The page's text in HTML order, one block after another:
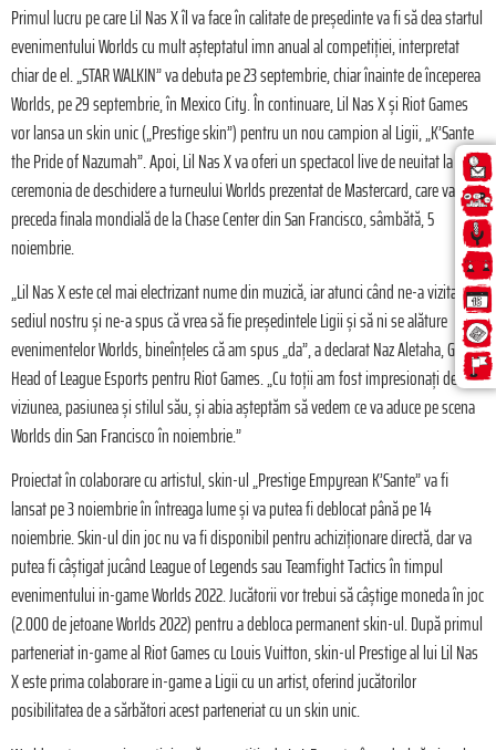
Primul lucru pe care Lil Nas X îl va face în calitate de președinte va fi să dea startul
evenimentului Worlds cu mult așteptatul imn anual al competiției, interpretat
chiar de el. „STAR WALKIN” va debuta pe 23 septembrie, chiar înainte de începerea
Worlds, pe 29 septembrie, în Mexico City. În continuare, Lil Nas X și Riot Games
vor lansa un skin unic („Prestige skin”) pentru un nou campion al Ligii, „K’Sante
the Pride of Nazumah”. Apoi, Lil Nas X va oferi un spectacol live de neuitat la
ceremonia de deschidere a turneului Worlds prezentat de Mastercard, care va
preceda finala mondială de la Chase Center din San Francisco, sâmbătă, 5
noiembrie.
„Lil Nas X este cel mai electrizant nume din muzică, iar atunci când ne-a vizitat la
sediul nostru și ne-a spus că vrea să fie președintele Ligii și să ni se alăture
evenimentelor Worlds, bineînțeles că am spus „da”, a declarat Naz Aletaha, Global
Head of League Esports pentru Riot Games. „Cu toții am fost impresionați de
viziunea, pasiunea și stilul său, și abia așteptăm să vedem ce va aduce pe scena
Worlds din San Francisco în noiembrie.”
Proiectat în colaborare cu artistul, skin-ul „Prestige Empyrean K’Sante” va fi
lansat pe 3 noiembrie în întreaga lume și va putea fi deblocat până pe 14
noiembrie. Skin-ul din joc nu va fi disponibil pentru achiziționare directă, dar va
putea fi câștigat jucând League of Legends sau Teamfight Tactics în timpul
evenimentului in-game Worlds 2022. Jucătorii vor trebui să câștige moneda în joc
(2.000 de jetoane Worlds 2022) pentru a debloca permanent skin-ul. După primul
parteneriat in-game al Riot Games cu Louis Vuitton, skin-ul Prestige al lui Lil Nas
X este prima colaborare in-game a Ligii cu un artist, oferind jucătorilor
posibilitatea de a sărbători acest parteneriat cu un skin unic.